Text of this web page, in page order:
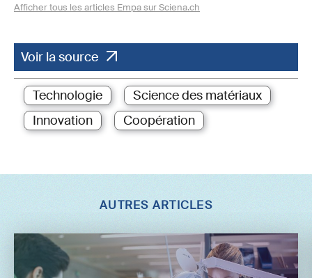
Afficher tous les articles Empa sur Sciena.ch
Voir la source
Technologie
Science des matériaux
Innovation
Coopération
AUTRES ARTICLES